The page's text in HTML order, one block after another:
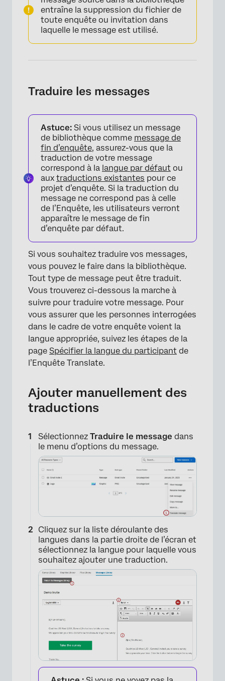
entraîne la suppression du fichier de
toute enquête ou invitation dans
laquelle le message est utilisé.
Traduire les messages
Astuce: Si vous utilisez un message
de bibliothèque comme message de
fin d’enquête, assurez-vous que la
traduction de votre message
correspond à la langue par défaut ou
aux traductions existantes pour ce
projet d’enquête. Si la traduction du
message ne correspond pas à celle
de l’Enquête, les utilisateurs verront
apparaître le message de fin
d’enquête par défaut.
Si vous souhaitez traduire vos messages,
vous pouvez le faire dans la bibliothèque.
Tout type de message peut être traduit.
Vous trouverez ci-dessous la marche à
suivre pour traduire votre message. Pour
vous assurer que les personnes interrogées
dans le cadre de votre enquête voient la
langue appropriée, suivez les étapes de la
page Spécifier la langue du participant de
l’Enquête Translate.
Ajouter manuellement des
traductions
Sélectionnez Traduire le message dans
le menu d’options du message.
Cliquez sur la liste déroulante des
langues dans la partie droite de l’écran et
sélectionnez la langue pour laquelle vous
souhaitez ajouter une traduction.